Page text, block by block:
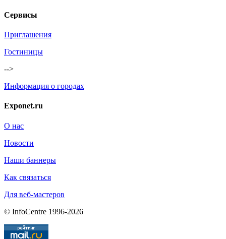
Сервисы
Приглашения
Гостиницы
-->
Информация о городах
Exponet.ru
О нас
Новости
Наши баннеры
Как связаться
Для веб-мастеров
© InfoCentre 1996-2026